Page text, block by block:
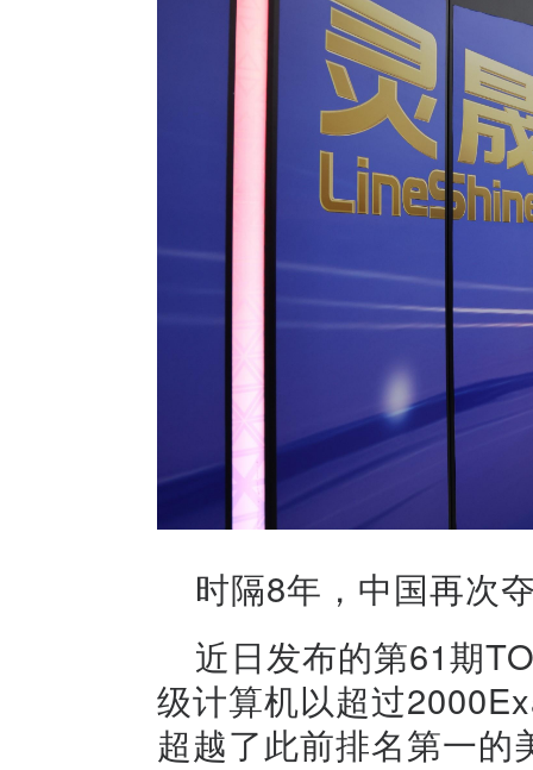
时隔8年，中国再次
近日发布的第61期
级计算机以超过
超越了此前排名第一